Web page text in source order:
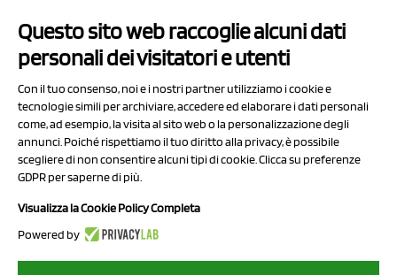
Contatti
Privacy Policy
Cookie Policy
Chi Siamo
2023 NCX Drahorad srl - All rights reserved
Questo sito web raccoglie alcuni dati
personali dei visitatori e utenti
Con il tuo consenso, noi e i nostri partner utilizziamo i cookie e
tecnologie simili per archiviare, accedere ed elaborare i dati personali
come, ad esempio, la visita al sito web o la personalizzazione degli
annunci. Poiché rispettiamo il tuo diritto alla privacy, è possibile
scegliere di non consentire alcuni tipi di cookie. Clicca su preferenze
GDPR per saperne di più.
Visualizza la Cookie Policy Completa
Powered by